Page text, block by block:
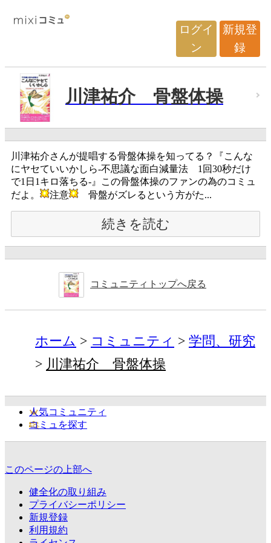
ログイ
ン
新規登
録
川津祐介 骨盤体操
川津祐介さんが提唱する骨盤体操を知ってる？『こんな
にヤセていいかしら-不思議な面白減量法 1回30秒だけ
で1日1キロ落ちる-』この骨盤体操のファンの為のコミュ
だよ。
注意 骨盤がズレるという方がた...
続きを読む
コミュニティトップへ戻る
ホーム コミュニティ
学問、研究
川津祐介 骨盤体操
人気コミュニティ
コミュを探す
このページの上部へ
健全化の取り組み
プライバシーポリシー
新規登録
利用規約